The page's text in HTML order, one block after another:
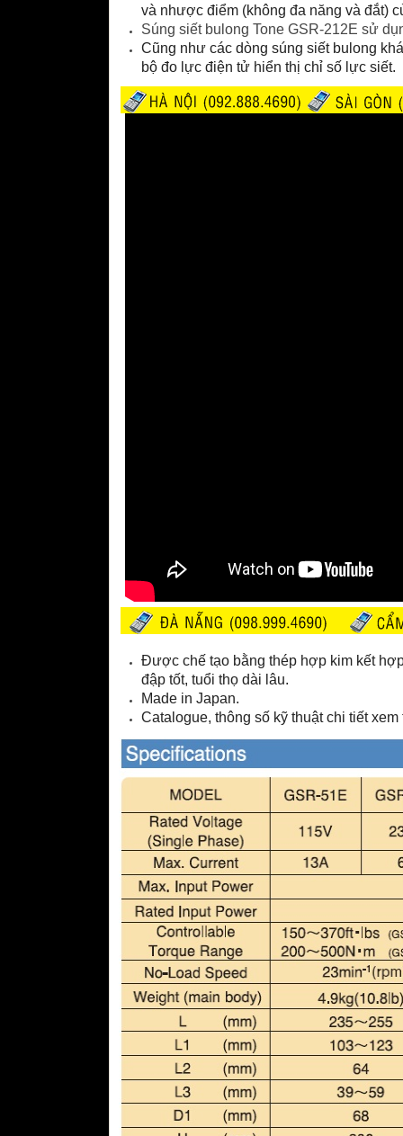
và nhược điểm (không đa năng và đắt)
Súng siết bulong Tone GSR-212E sử
Cũng như các dòng súng siết bulong
bộ đo lực điện tử hiển thị chỉ số lực siết.
Được chế tạo bằng thép hợp kim kết
đập tốt, tuổi thọ dài lâu.
Made in Japan.
Catalogue, thông số kỹ thuật chi tiết